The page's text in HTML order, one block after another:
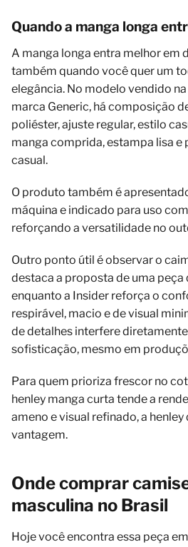
Quando a manga longa
A manga longa entra melhor em
também quando você quer um
elegância. No modelo vendido
marca Generic, há composição
poliéster, ajuste regular, estilo
manga comprida, estampa lisa
casual.
O produto também é
máquina e indicado para uso
reforçando a versatilidade no
Outro ponto útil é observar o
destaca a proposta de uma peça
enquanto a Insider reforça o
respirável, macio e de visual
de detalhes interfere
sofisticação, mesmo em
Para quem prioriza frescor no
henley manga curta tende a
ameno e visual refinado, a
vantagem.
Onde comprar
masculina no Brasil
Hoje você encontra essa peça